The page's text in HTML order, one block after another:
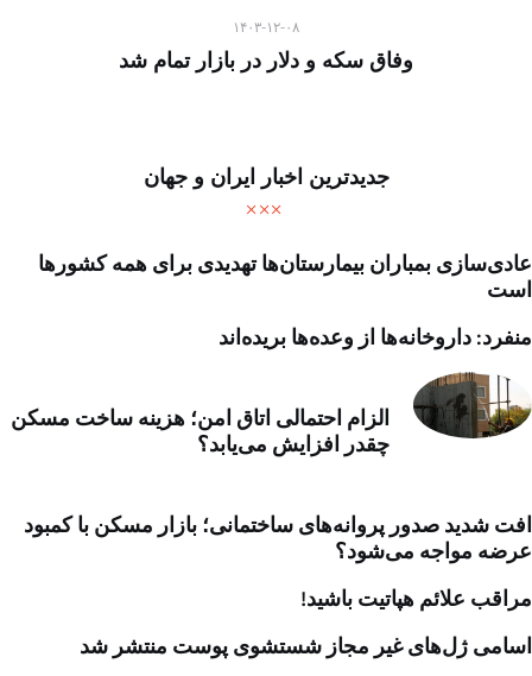
۱۴۰۳-۱۲-۰۸
وفاق سکه و‌ دلار در بازار تمام شد
جدیدترین اخبار ایران و جهان
عادی‌سازی بمباران بیمارستان‌ها تهدیدی برای همه کشورها
است
منفرد: داروخانه‌ها از وعده‌ها بریده‌اند
الزام احتمالی اتاق امن؛ هزینه ساخت مسکن
چقدر افزایش می‌یابد؟
افت شدید صدور پروانه‌های ساختمانی؛ بازار مسکن با کمبود
عرضه مواجه می‌شود؟
مراقب علائم هپاتیت باشید!
اسامی ژل‌های غیر مجاز شستشوی پوست منتشر شد